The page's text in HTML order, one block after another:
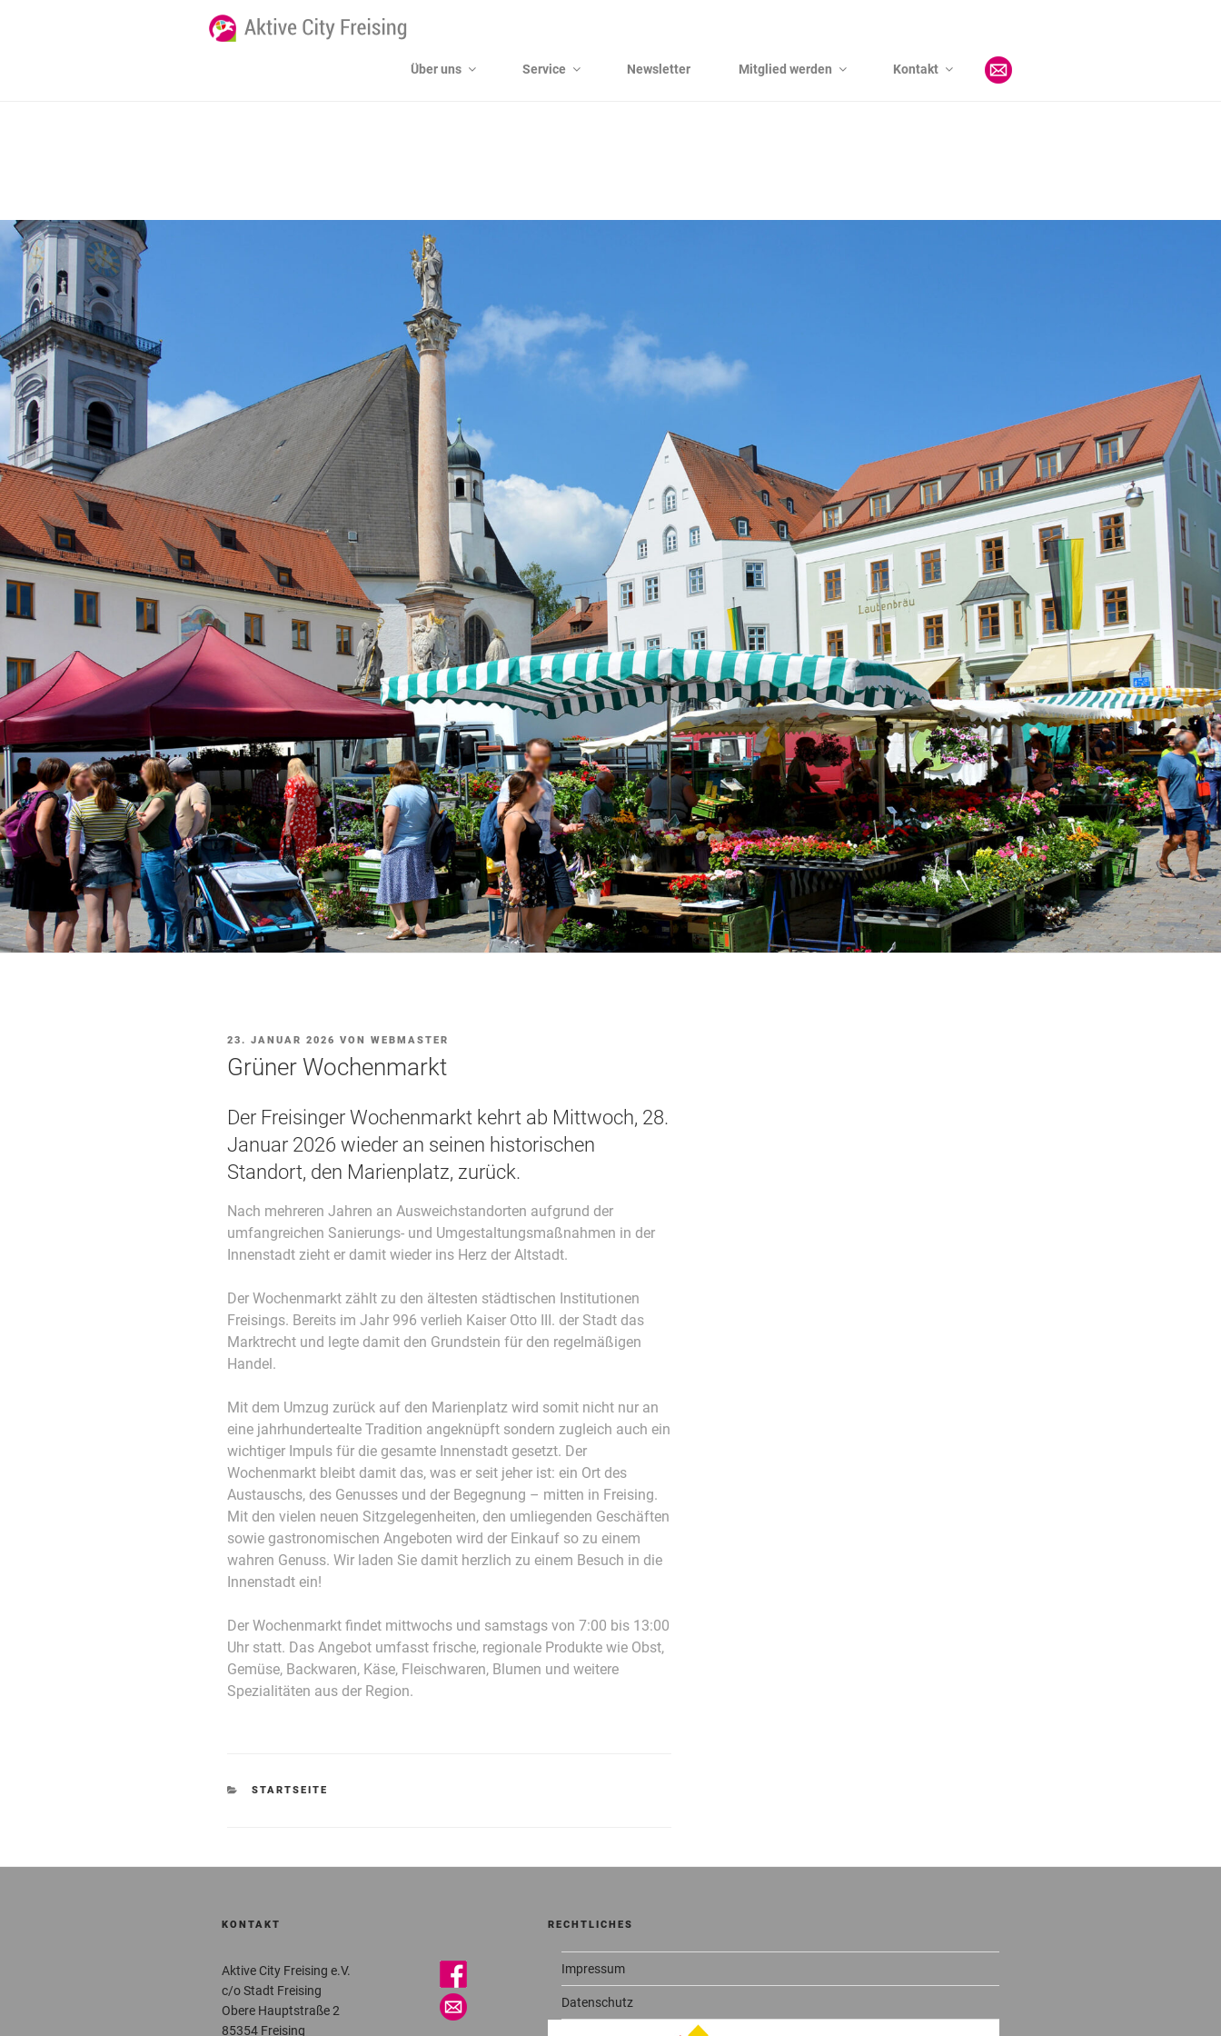
Über uns Service Newsletter Mitglied werden Kontakt
VERÖFFENTLICHT
23. JANUAR 2026 VON WEBMASTER
Grüner Wochenmarkt
Der Freisinger Wochenmarkt kehrt ab Mittwoch, 28.
Januar 2026 wieder an seinen historischen
Standort, den Marienplatz, zurück.
Nach mehreren Jahren an Ausweichstandorten aufgrund der
umfangreichen Sanierungs- und Umgestaltungsmaßnahmen in der
Innenstadt zieht er damit wieder ins Herz der Altstadt.
Der Wochenmarkt zählt zu den ältesten städtischen Institutionen
Freisings. Bereits im Jahr 996 verlieh Kaiser Otto III. der Stadt das
Marktrecht und legte damit den Grundstein für den regelmäßigen
Handel.
Mit dem Umzug zurück auf den Marienplatz wird somit nicht nur an
eine jahrhundertealte Tradition angeknüpft sondern zugleich auch ein
wichtiger Impuls für die gesamte Innenstadt gesetzt. Der
Wochenmarkt bleibt damit das, was er seit jeher ist: ein Ort des
Austauschs, des Genusses und der Begegnung – mitten in Freising.
Mit den vielen neuen Sitzgelegenheiten, den umliegenden Geschäften
sowie gastronomischen Angeboten wird der Einkauf so zu einem
wahren Genuss. Wir laden Sie damit herzlich zu einem Besuch in die
Innenstadt ein!
Der Wochenmarkt findet mittwochs und samstags von 7:00 bis 13:00
Uhr statt. Das Angebot umfasst frische, regionale Produkte wie Obst,
Gemüse, Backwaren, Käse, Fleischwaren, Blumen und weitere
Spezialitäten aus der Region.
KATEGORIEN
STARTSEITE
KONTAKT
Aktive City Freising e.V.
c/o Stadt Freising
Obere Hauptstraße 2
85354 Freising
RECHTLICHES
Impressum
Datenschutz